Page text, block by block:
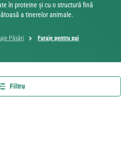
în proteine și cu o structură fină
a tinerelor animale.
Păsări Furaje pentru pui
Filtru